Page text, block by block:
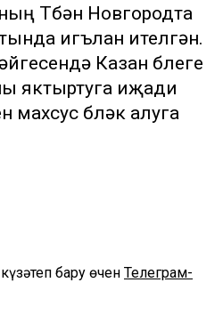
Түбән Новгородта
игълан ителгән.
Казан бүлеге
яктыртуга иҗади
махсус бүләк алуга
бару өчен Телеграм-